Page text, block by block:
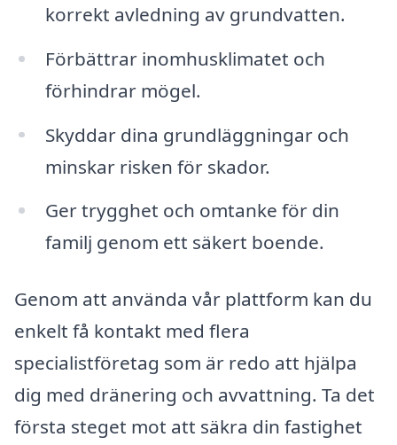
korrekt avledning av grundvatten.
Förbättrar inomhusklimatet och
förhindrar mögel.
Skyddar dina grundläggningar och
minskar risken för skador.
Ger trygghet och omtanke för din
familj genom ett säkert boende.
Genom att använda vår plattform kan du
enkelt få kontakt med flera
specialistföretag som är redo att hjälpa
dig med dränering och avvattning. Ta det
första steget mot att säkra din fastighet